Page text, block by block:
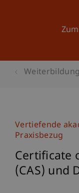
Weiterbildung
Vertiefende
Praxisbezug
Certificate
(CAS) und